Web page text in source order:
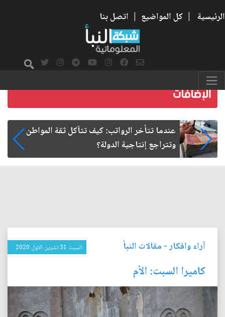
الرئيسية | كل المواضيع | اتصل بنا
صمت الطريق بعد الأربعين
آراء وافكار- مقالات النبأ السبت 31 تشرين الاول 2020
كاميرا السبت: الأم